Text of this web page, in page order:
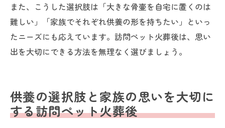
また、こうした選択肢は「大きな骨壷を自宅に置くのは
難しい」「家族でそれぞれ供養の形を持ちたい」といっ
たニーズにも応えています。訪問ペット火葬後は、思い
出を大切にできる方法を無理なく選びましょう。
供養の選択肢と家族の思いを大切に
する訪問ペット火葬後